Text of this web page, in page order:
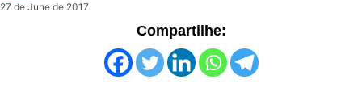
27 de June de 2017
Compartilhe: